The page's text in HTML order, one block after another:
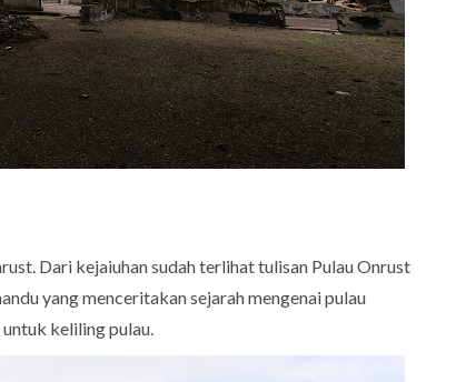
Dari kejaiuhan sudah terlihat tulisan Pulau Onrust
yang menceritakan sejarah mengenai pulau
keliling pulau.